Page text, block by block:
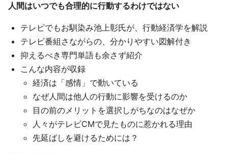
人間はいつでも合理的に行動するわけではない
テレビでもお馴染み池上彰氏が、行動経済学を解説
テレビ番組さながらの、分かりやすい図解付き
抑えるべき専門単語も余さず紹介
こんな内容が収録
経済は「感情」で動いている
なぜ人間は他人の行動に影響を受けるのか
目の前のメリットを選択しがちなのはなぜか
人々がテレビCMで見たものに惹かれる理由
先延ばしを避けるためには？